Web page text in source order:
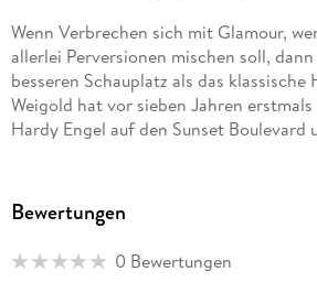
Wenn Verbrechen sich mit Glamour,
allerlei Perversionen mischen soll,
besseren Schauplatz als das
Weigold hat vor sieben Jahren
Hardy Engel auf den Sunset Boulevard
Schauspieler brachte. Jetzt, im fünften
Reihe, sind wir im Jahr 1932, mitten in
Engel hat im Gefängnis gesessen und
samt Mops in einem kleinem Haus in
Bewertungen
0 Bewertungen